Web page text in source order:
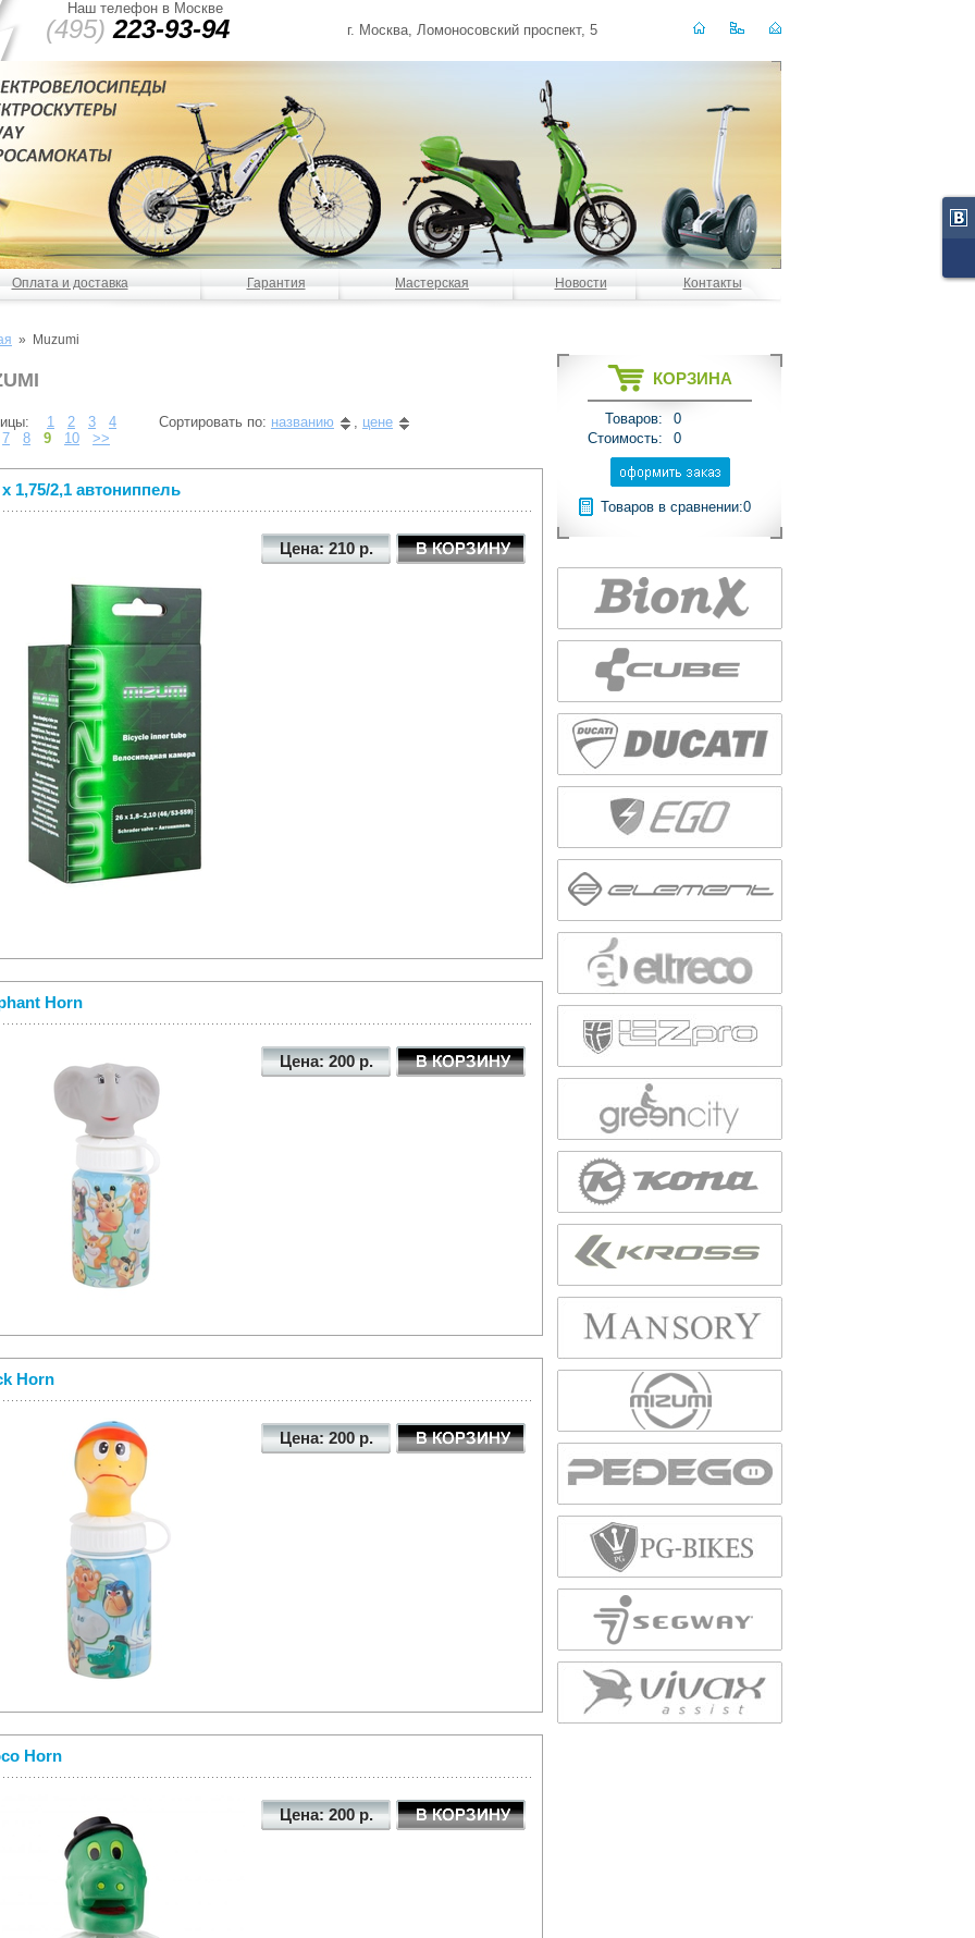
Наш телефон в Москве
(495) 223-93-94 г. Москва, Ломоносовский проспект, 5
Оплата и доставка Гарантия Мастерская Новости Контакты
КОРЗИНА
Товаров:
0
Стоимость:
0
Товаров в сравнении:0
» Muzumi
Сортировать по: названию , цене
1 2 3
4
7
8 9 10 >>
1,75/2,1 автониппель
Цена: 210 р.
Horn
Цена: 200 р.
Horn
Цена: 200 р.
Horn
Цена: 200 р.